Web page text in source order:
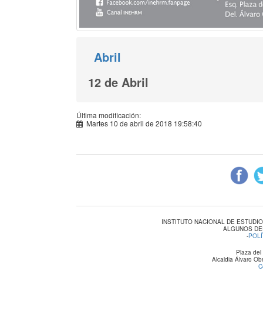
Abril
12 de Abril
Última modificación:
Martes 10 de abril de 2018 19:58:40
INSTITUTO NACIONAL DE
ALGUNOS
-
Plaza
Alcaldia Álvaro